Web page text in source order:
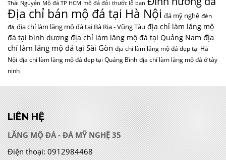
Thái Nguyên Mộ đá TP HCM mộ đá đôi thước lỗ ban
Địa chỉ bán mộ đá tại Hà Nội đá mỹ nghệ đèn
đá địa chỉ làm lăng mộ đá tại Bà Rịa - Vũng Tàu địa chỉ làm lăng mộ
đá tại bình dương địa chỉ làm lăng mộ đá tại Quảng Nam địa
chỉ làm lăng mộ đá tại Sài Gòn địa chỉ làm lăng mộ đá đẹp tại Hà
Nội địa chỉ làm lăng mộ đá đẹp tại Quảng Bình địa chỉ làm lăng mộ đá ở tây
ninh
LIÊN HỆ
LĂNG MỘ ĐÁ - ĐÁ MỸ NGHỆ 35
Điện thoại: 0912984468